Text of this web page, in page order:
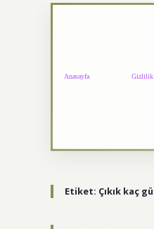
Anasayfa Gizlilik
Etiket: Çıkık kaç